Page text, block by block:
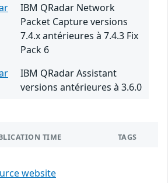
IBM QRadar Network
Packet Capture versions
7.4.x antérieures à 7.4.3 Fix
Pack 6
IBM QRadar Assistant
versions antérieures à 3.6.0
TIME TAGS
website